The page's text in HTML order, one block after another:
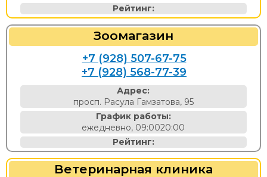
Рейтинг:
Зоомагазин
+7 (928) 507-67-75
+7 (928) 568-77-39
Адрес:
просп. Расула Гамзатова, 95
График работы:
ежедневно, 09:0020:00
Рейтинг:
Ветеринарная клиника